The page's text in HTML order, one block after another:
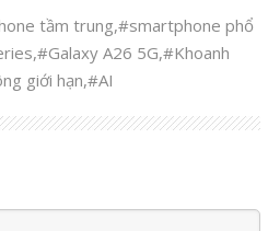
tầm trung,#smartphone phổ
,#Galaxy A26 5G,#Khoanh
giới hạn,#AI